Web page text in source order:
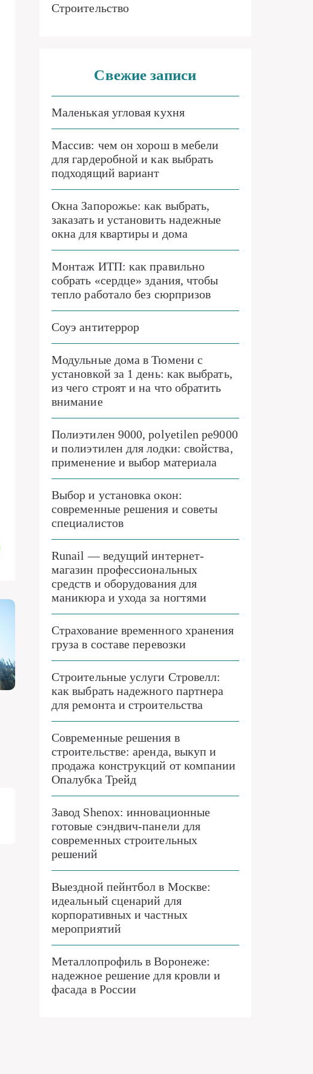
Строительство
Свежие записи
Маленькая угловая кухня
Массив: чем он хорош в мебели
для гардеробной и как выбрать
подходящий вариант
Окна Запорожье: как выбрать,
заказать и установить надежные
окна для квартиры и дома
Монтаж ИТП: как правильно
собрать «сердце» здания, чтобы
тепло работало без сюрпризов
Соуэ антитеррор
Модульные дома в Тюмени с
установкой за 1 день: как выбрать,
из чего строят и на что обратить
внимание
Полиэтилен 9000, polyetilen pe9000
и полиэтилен для лодки: свойства,
применение и выбор материала
Выбор и установка окон:
современные решения и советы
специалистов
Runail — ведущий интернет-
магазин профессиональных
средств и оборудования для
маникюра и ухода за ногтями
Страхование временного хранения
груза в составе перевозки
Строительные услуги Стровелл:
как выбрать надежного партнера
для ремонта и строительства
Современные решения в
строительстве: аренда, выкуп и
продажа конструкций от компании
Опалубка Трейд
Завод Shenox: инновационные
готовые сэндвич-панели для
современных строительных
решений
Выездной пейнтбол в Москве:
идеальный сценарий для
корпоративных и частных
мероприятий
Металлопрофиль в Воронеже:
надежное решение для кровли и
фасада в России